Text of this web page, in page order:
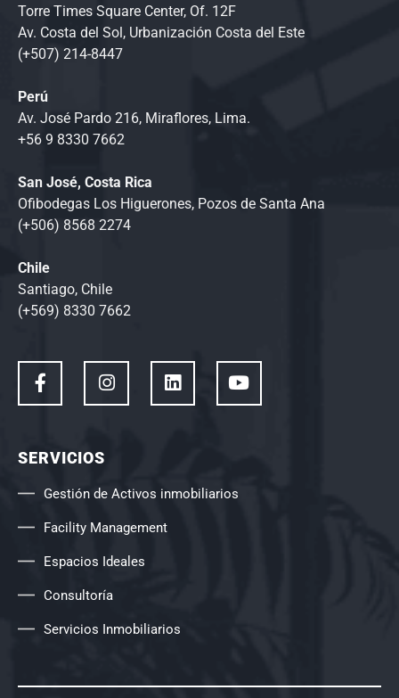
Torre Times Square Center, Of. 12F
Av. Costa del Sol, Urbanización Costa del Este
(+507) 214-8447
Perú
Av. José Pardo 216, Miraflores, Lima.
+56 9 8330 7662
San José, Costa Rica
Ofibodegas Los Higuerones, Pozos de Santa Ana
(+506) 8568 2274
Chile
Santiago, Chile
(+569) 8330 7662
SERVICIOS
Gestión de Activos inmobiliarios
Facility Management
Espacios Ideales
Consultoría
Servicios Inmobiliarios